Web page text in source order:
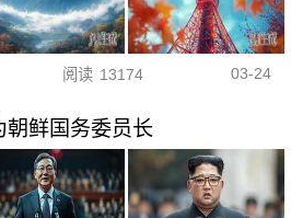
阅读 13174 03-24
鲜国务委员长